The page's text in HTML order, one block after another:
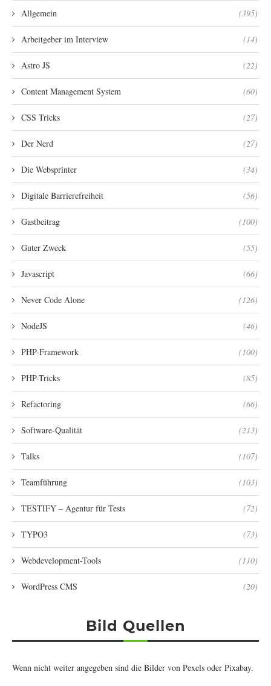
Allgemein (395)
Arbeitgeber im Interview (14)
Astro JS (22)
Content Management System (60)
CSS Tricks (27)
Der Nerd (27)
Die Websprinter (34)
Digitale Barrierefreiheit (56)
Gastbeitrag (100)
Guter Zweck (55)
Javascript (66)
Never Code Alone (126)
NodeJS (46)
PHP-Framework (100)
PHP-Tricks (85)
Refactoring (66)
Software-Qualität (213)
Talks (107)
Teamführung (103)
TESTIFY – Agentur für Tests (72)
TYPO3 (73)
Webdevelopment-Tools (110)
WordPress CMS (20)
Bild Quellen
Wenn nicht weiter angegeben sind die Bilder von Pexels oder Pixabay.